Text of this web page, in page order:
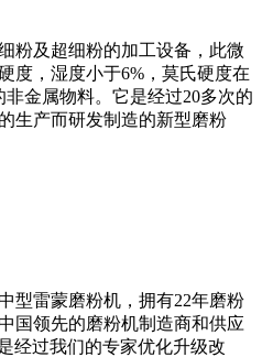
粉及超细粉的加工设备，此微
度，湿度小于6%，莫氏硬度在
金属物料。它是经过20多次的
生产而研发制造的新型磨粉
型雷蒙磨粉机，拥有22年磨粉
国领先的磨粉机制造商和供应
经过我们的专家优化升级改